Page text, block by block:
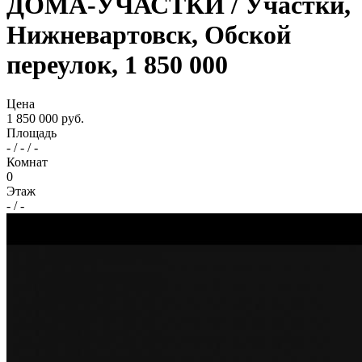
Нижневартовск, Обской
переулок, 1 850 000
Цена
1 850 000 руб.
Площадь
- / - / -
Комнат
0
Этаж
- / -